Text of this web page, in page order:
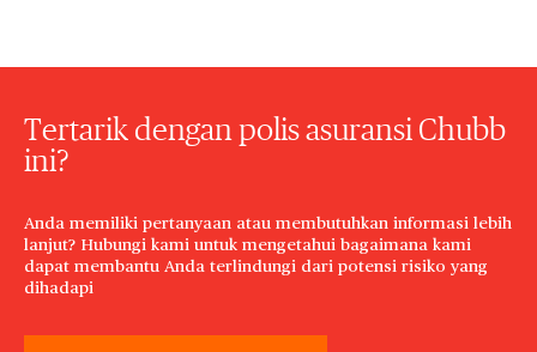
Tertarik dengan polis asuransi Chubb
ini?
Anda memiliki pertanyaan atau membutuhkan informasi lebih
lanjut? Hubungi kami untuk mengetahui bagaimana kami
dapat membantu Anda terlindungi dari potensi risiko yang
dihadapi